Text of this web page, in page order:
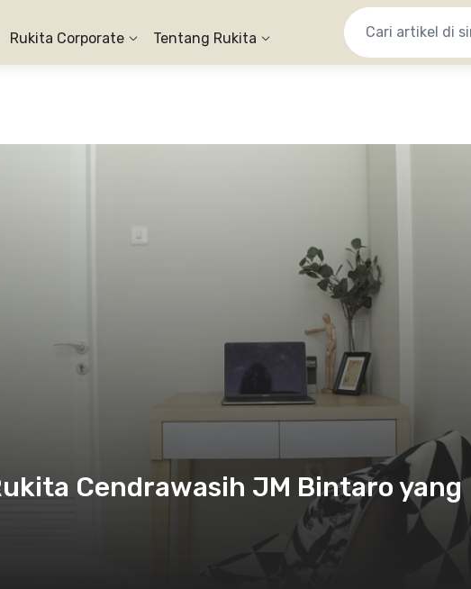
Rukita Corporate Tentang Rukita
Cendrawasih JM Bintaro yang